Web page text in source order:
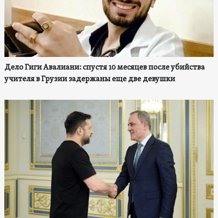
Дело Гиги Авалиани: спустя 10 месяцев после убийства
учителя в Грузии задержаны еще две девушки